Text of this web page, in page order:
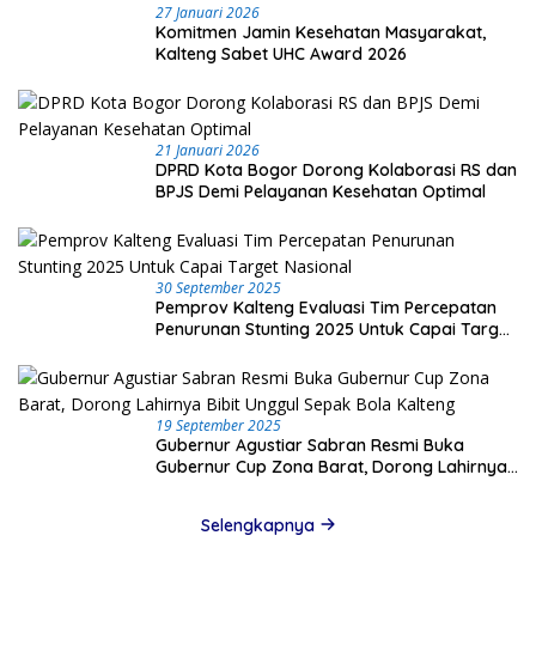
27 Januari 2026
Komitmen Jamin Kesehatan Masyarakat,
Kalteng Sabet UHC Award 2026
21 Januari 2026
DPRD Kota Bogor Dorong Kolaborasi RS dan
BPJS Demi Pelayanan Kesehatan Optimal
30 September 2025
Pemprov Kalteng Evaluasi Tim Percepatan
Penurunan Stunting 2025 Untuk Capai Target
19 September 2025
Gubernur Agustiar Sabran Resmi Buka
Gubernur Cup Zona Barat, Dorong Lahirnya
Selengkapnya